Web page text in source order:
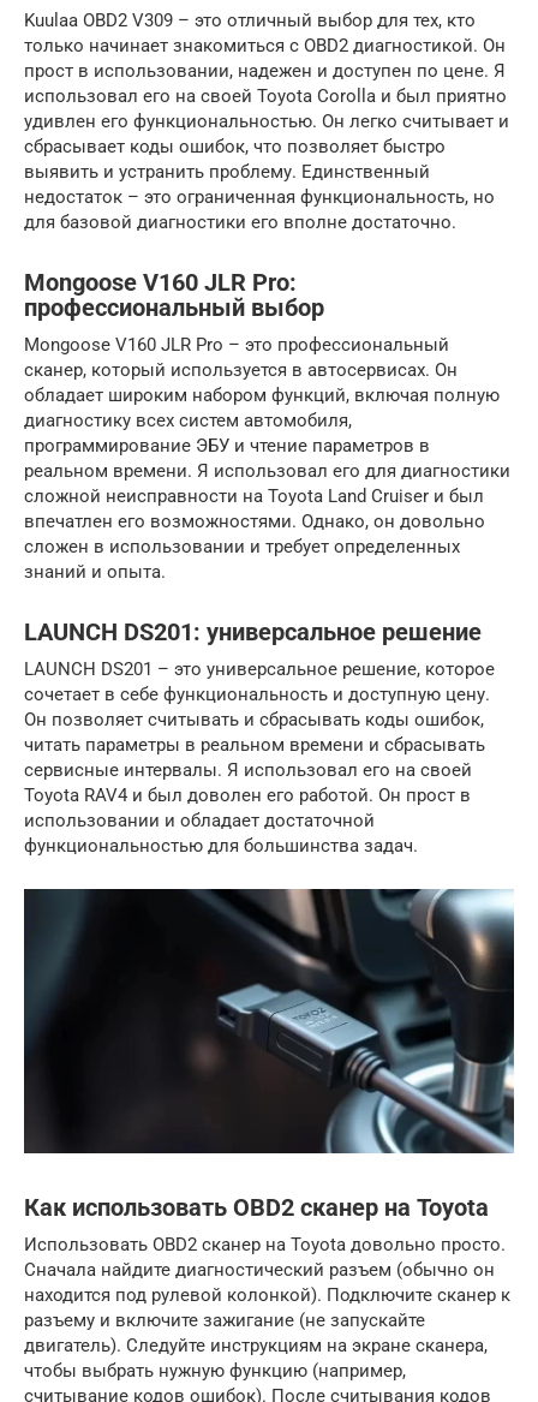
Kuulaa OBD2 V309 – это отличный выбор для тех, кто
только начинает знакомиться с OBD2 диагностикой. Он
прост в использовании, надежен и доступен по цене. Я
использовал его на своей Toyota Corolla и был приятно
удивлен его функциональностью. Он легко считывает и
сбрасывает коды ошибок, что позволяет быстро
выявить и устранить проблему. Единственный
недостаток – это ограниченная функциональность, но
для базовой диагностики его вполне достаточно.
Mongoose V160 JLR Pro:
профессиональный выбор
Mongoose V160 JLR Pro – это профессиональный
сканер, который используется в автосервисах. Он
обладает широким набором функций, включая полную
диагностику всех систем автомобиля,
программирование ЭБУ и чтение параметров в
реальном времени. Я использовал его для диагностики
сложной неисправности на Toyota Land Cruiser и был
впечатлен его возможностями. Однако, он довольно
сложен в использовании и требует определенных
знаний и опыта.
LAUNCH DS201: универсальное решение
LAUNCH DS201 – это универсальное решение, которое
сочетает в себе функциональность и доступную цену.
Он позволяет считывать и сбрасывать коды ошибок,
читать параметры в реальном времени и сбрасывать
сервисные интервалы. Я использовал его на своей
Toyota RAV4 и был доволен его работой. Он прост в
использовании и обладает достаточной
функциональностью для большинства задач.
Как использовать OBD2 сканер на Toyota
Использовать OBD2 сканер на Toyota довольно просто.
Сначала найдите диагностический разъем (обычно он
находится под рулевой колонкой). Подключите сканер к
разъему и включите зажигание (не запускайте
двигатель). Следуйте инструкциям на экране сканера,
чтобы выбрать нужную функцию (например,
считывание кодов ошибок). После считывания кодов